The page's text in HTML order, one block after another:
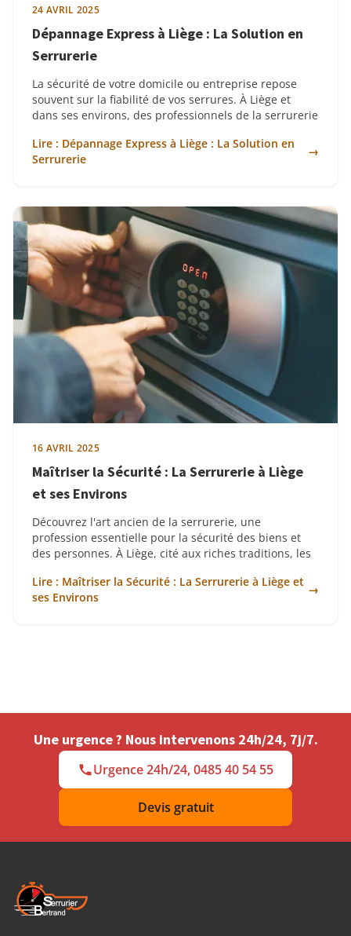
24 AVRIL 2025
Dépannage Express à Liège : La Solution en
Serrurerie
La sécurité de votre domicile ou entreprise repose
souvent sur la fiabilité de vos serrures. À Liège et
dans ses environs, des professionnels de la serrurerie
Lire : Dépannage Express à Liège : La Solution en
Serrurerie
→
16 AVRIL 2025
Maîtriser la Sécurité : La Serrurerie à Liège
et ses Environs
Découvrez l'art ancien de la serrurerie, une
profession essentielle pour la sécurité des biens et
des personnes. À Liège, cité aux riches traditions, les
Lire : Maîtriser la Sécurité : La Serrurerie à Liège et
ses Environs
→
Une urgence ? Nous intervenons 24h/24, 7j/7.
Urgence 24h/24, 0485 40 54 55
Devis gratuit